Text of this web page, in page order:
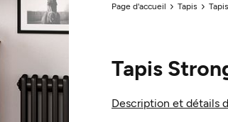
Page d'accueil Tapis
Tapis
Description et détails